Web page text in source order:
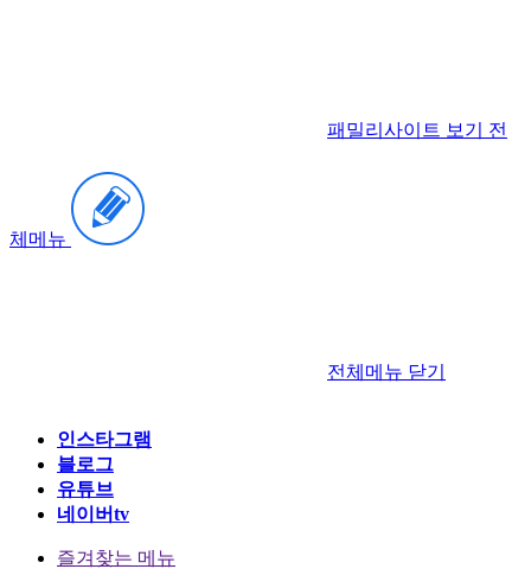
패밀리사이트 보기 전
체메뉴
전체메뉴 닫기
인스타그램
블로그
유튜브
네이버tv
즐겨찾는 메뉴